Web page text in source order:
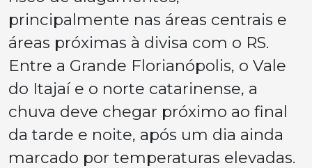
principalmente nas áreas centrais e
áreas próximas à divisa com o RS.
Entre a Grande Florianópolis, o Vale
do Itajaí e o norte catarinense, a
chuva deve chegar próximo ao final
da tarde e noite, após um dia ainda
marcado por temperaturas elevadas.